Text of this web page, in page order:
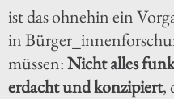
ist das ohnehin ein
in
müssen:Nicht alles
erdacht und konzipiert,